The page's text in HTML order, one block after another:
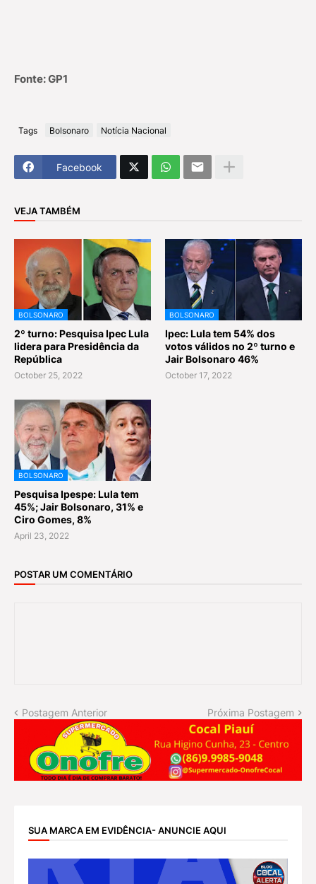
Fonte: GP1
Tags Bolsonaro Notícia Nacional
Facebook
VEJA TAMBÉM
BOLSONARO
2º turno: Pesquisa Ipec Lula
lidera para Presidência da
República
October 25, 2022
BOLSONARO
Ipec: Lula tem 54% dos
votos válidos no 2º turno e
Jair Bolsonaro 46%
October 17, 2022
BOLSONARO
Pesquisa Ipespe: Lula tem
45%; Jair Bolsonaro, 31% e
Ciro Gomes, 8%
April 23, 2022
POSTAR UM COMENTÁRIO
Postagem Anterior Próxima Postagem
SUA MARCA EM EVIDÊNCIA- ANUNCIE AQUI